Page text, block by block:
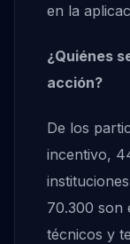
en la
¿Quiénes
acción?
De los
incentivo,
70.300 son
técnicos y